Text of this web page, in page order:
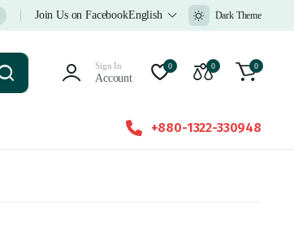
Join Us on FacebookEnglish Dark Theme
Sign In
Account
0 0 0
+880-1322-330948